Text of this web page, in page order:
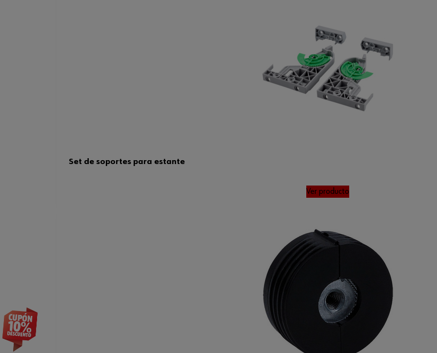
Set de soportes para estante
Ver producto